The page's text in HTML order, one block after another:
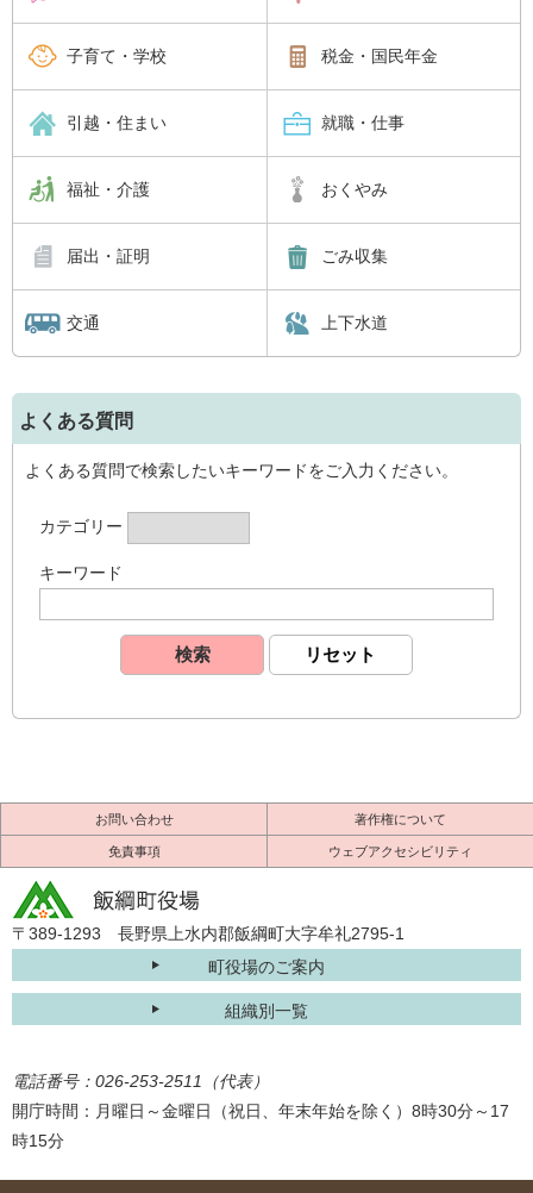
子育て・学校 税金・国民年金
引越・住まい 就職・仕事
福祉・介護 おくやみ
届出・証明 ごみ収集
交通 上下水道
よくある質問
よくある質問で検索したいキーワードをご入力ください。
カテゴリー
キーワード
お問い合わせ 著作権について
免責事項 ウェブアクセシビリティ
〒389-1293 長野県上水内郡飯綱町大字牟礼2795-1
町役場のご案内
組織別一覧
電話番号：026-253-2511（代表）
開庁時間：月曜日～金曜日（祝日、年末年始を除く）8時30分～17
時15分